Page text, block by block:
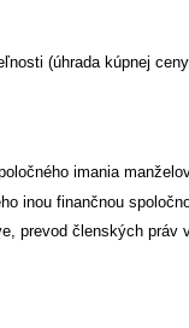
(úhrada kúpnej
imania
inou finančnou
prevod členských práv